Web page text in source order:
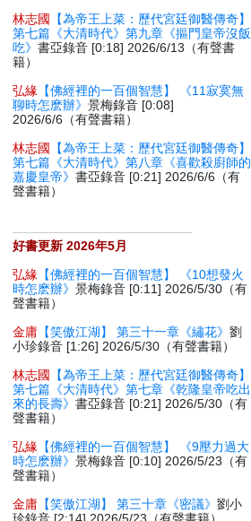
林志國
【為帝王上菜：歷代宮廷御醫傳奇】
第七篇《大清時代》第九章《摳門皇帝沒飯
吃》書亞錄音 [0:18] 2026/6/13（有聲書
籍）
弘緣 【佛經裡的一百個智慧】 《11寂寞無
聊時怎麽辦》景梅錄音 [0:08]
2026/6/6（有聲書籍）
林志國
【為帝王上菜：歷代宮廷御醫傳奇】
第七篇《大清時代》第八章《喜歡殺廚師的
嘉慶皇帝》書亞錄音 [0:21] 2026/6/6（有
聲書籍）
好書更新 2026年5月
弘緣 【佛經裡的一百個智慧】 《10想發火
時怎麽辦》景梅錄音 [0:11] 2026/5/30（有
聲書籍）
金庸 【笑傲江湖】 第三十一章《繡花》劉
小珍錄音 [1:26] 2026/5/30（有聲書籍）
林志國
【為帝王上菜：歷代宮廷御醫傳奇】
第七篇《大清時代》第七章《乾隆皇帝吃出
來的長壽》書亞錄音 [0:21] 2026/5/30（有
聲書籍）
弘緣 【佛經裡的一百個智慧】 《9壓力過大
時怎麽辦》景梅錄音 [0:10] 2026/5/23（有
聲書籍）
金庸 【笑傲江湖】 第三十章《密議》劉小